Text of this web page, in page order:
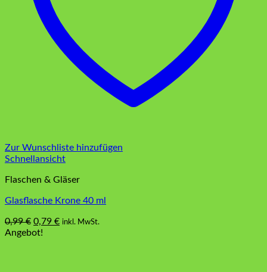
Zur Wunschliste hinzufügen
Schnellansicht
Flaschen & Gläser
Glasflasche Krone 40 ml
0,99€ Ursprünglicher
Preis
0,79 €Aktueller
inkl. MwSt.
Angebot!